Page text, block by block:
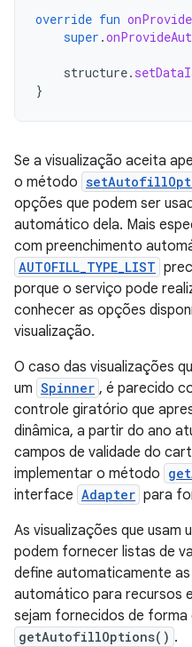
override fun
super .
structure.
}
Se a visualização aceita
o método
opções que podem ser
automático dela. Mais
com preenchimento
AUTOFILL_TYPE_LIST
porque o serviço pode
conhecer as opções
visualização.
O caso das visualizações
um Spinner , é parecido
controle giratório que
dinâmica, a partir do ano
campos de validade do
implementar o método
interface Adapter para
As visualizações que usam
podem fornecer listas de
define automaticamente
automático para recursos
sejam fornecidos de forma
getAutofillOptions() .